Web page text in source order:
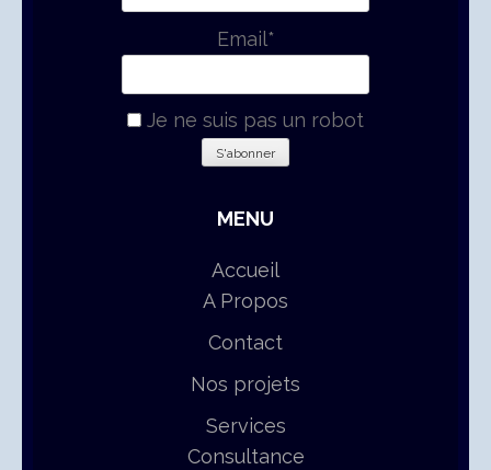
Email*
Je ne suis pas un robot
MENU
Accueil
A Propos
Contact
Nos projets
Services
Consultance